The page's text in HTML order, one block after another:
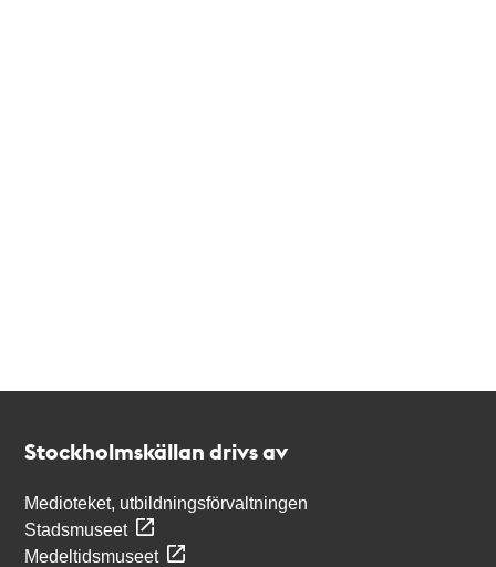
Stockholmskällan drivs av
Medioteket, utbildningsförvaltningen
Stadsmuseet
Medeltidsmuseet